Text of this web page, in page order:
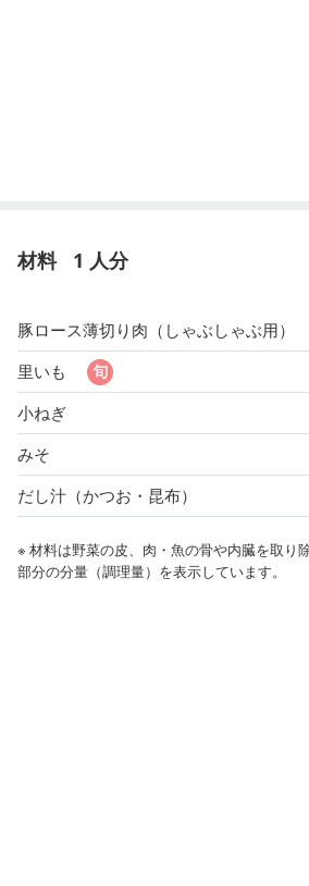
材料 1 人分
豚ロース薄切り肉（しゃぶしゃぶ用）
里いも
小ねぎ
みそ
だし汁（かつお・昆布）
※ 材料は野菜の皮、肉・魚の骨や内臓を取り
部分の分量（調理量）を表示しています。